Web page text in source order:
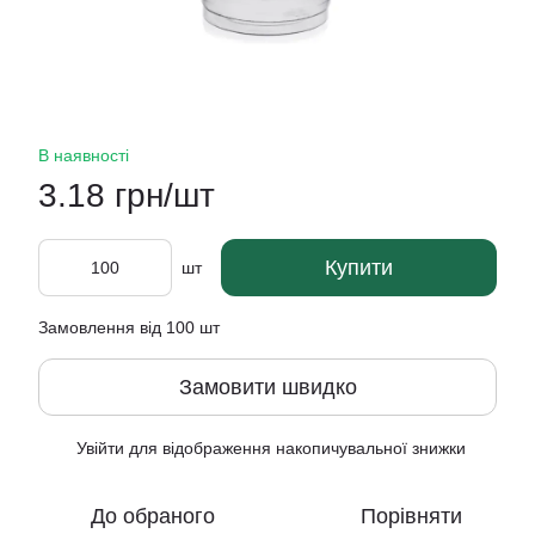
В наявності
3.18 грн/шт
шт Купити
Замовлення від 100 шт
Замовити швидко
Увійти для відображення накопичувальної знижки
До обраного Порівняти